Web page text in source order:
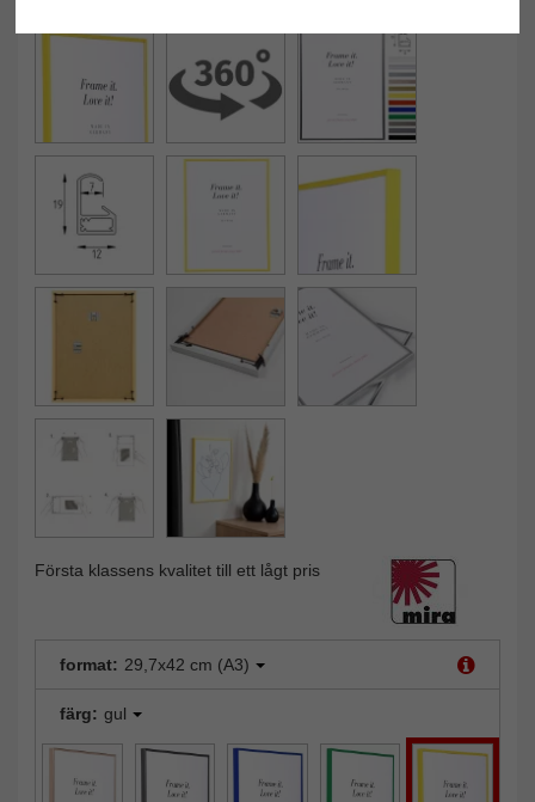
Första klassens kvalitet till ett lågt pris
format: 29,7x42 cm (A3)
färg: gul